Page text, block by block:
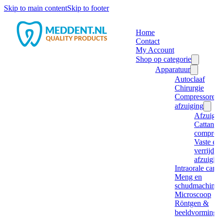
Skip to main contentSkip to footer
Home
Contact
My Account
Shop op categorie
Apparatuur
Autoclaaf
Chirurgie
afzuiging
Cattani
Vaste
Intraorale
Meng en
Microscoop
Röntgen &
beeldvorming